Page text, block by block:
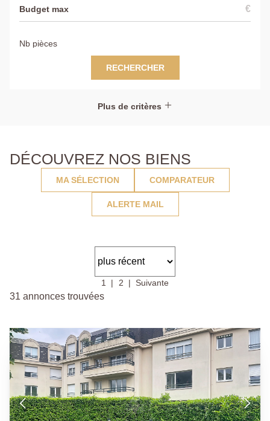
€
RECHERCHER
Plus de critères
DÉCOUVREZ NOS BIENS
MA SÉLECTION COMPARATEUR
ALERTE MAIL
1 2 Suivante
31 annonces trouvées